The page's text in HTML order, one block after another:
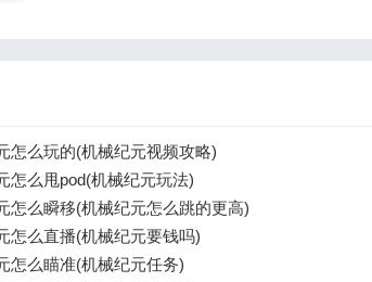
怎么玩的(机械纪元视频攻略)
怎么甩pod(机械纪元玩法)
怎么瞬移(机械纪元怎么跳的更高)
怎么直播(机械纪元要钱吗)
怎么瞄准(机械纪元任务)